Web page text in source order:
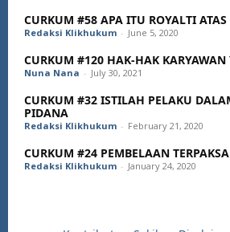
CURKUM #58 APA ITU ROYALTI ATAS
Redaksi Klikhukum - June 5, 2020
CURKUM #120 HAK-HAK KARYAWAN
Nuna Nana - July 30, 2021
CURKUM #32 ISTILAH PELAKU
PIDANA
Redaksi Klikhukum - February 21, 2020
CURKUM #24 PEMBELAAN
Redaksi Klikhukum - January 24, 2020